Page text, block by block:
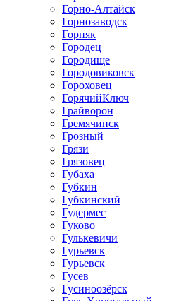
Горно-Алтайск
Горнозаводск
Горняк
Городец
Городище
Городовиковск
Гороховец
ГорячийКлюч
Грайворон
Гремячинск
Грозный
Грязи
Грязовец
Губаха
Губкин
Губкинский
Гудермес
Гуково
Гулькевичи
Гурьевск
Гурьевск
Гусев
Гусиноозёрск